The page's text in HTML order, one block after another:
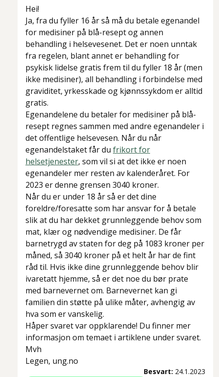
Hei!
Ja, fra du fyller 16 år så må du betale egenandel
for medisiner på blå-resept og annen
behandling i helsevesenet. Det er noen unntak
fra regelen, blant annet er behandling for
psykisk lidelse gratis frem til du fyller 18 år (men
ikke medisiner), all behandling i forbindelse med
graviditet, yrkesskade og kjønnssykdom er alltid
gratis.
Egenandelene du betaler for medisiner på blå-
resept regnes sammen med andre egenandeler i
det offentlige helsevesen. Når du når
egenandelstaket får du frikort for
helsetjenester, som vil si at det ikke er noen
egenandeler mer resten av kalenderåret. For
2023 er denne grensen 3040 kroner.
Når du er under 18 år så er det dine
foreldre/foresatte som har ansvar for å betale
slik at du har dekket grunnleggende behov som
mat, klær og nødvendige medisiner. De får
barnetrygd av staten for deg på 1083 kroner per
måned, så 3040 kroner på et helt år har de fint
råd til. Hvis ikke dine grunnleggende behov blir
ivaretatt hjemme, så er det noe du bør prate
med barnevernet om. Barnevernet kan gi
familien din støtte på ulike måter, avhengig av
hva som er vanskelig.
Håper svaret var oppklarende! Du finner mer
informasjon om temaet i artiklene under svaret.
Mvh
Legen, ung.no
Besvart: 24.1.2023